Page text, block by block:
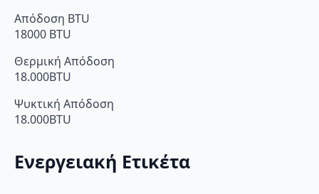
Απόδοση BTU
18000 BTU
Θερμική Απόδοση
18.000BTU
Ψυκτική Απόδοση
18.000BTU
Ενεργειακή Ετικέτα